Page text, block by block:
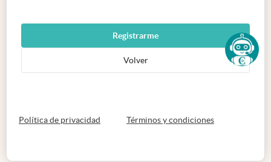
Registrarme
Volver
Política de privacidad abre en nueva pestaña
Términos y condicionesabre en nueva